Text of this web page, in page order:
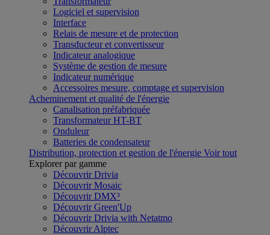
Logiciel et supervision
Interface
Relais de mesure et de protection
Transducteur et convertisseur
Indicateur analogique
Système de gestion de mesure
Indicateur numérique
Accessoires mesure, comptage et supervision
Acheminement et qualité de l'énergie
Canalisation préfabriquée
Transformateur HT-BT
Onduleur
Batteries de condensateur
Distribution, protection et gestion de l'énergie Voir tout
Explorer par gamme
Découvrir Drivia
Découvrir Mosaic
Découvrir DMX³
Découvrir Green'Up
Découvrir Drivia with Netatmo
Découvrir Alptec